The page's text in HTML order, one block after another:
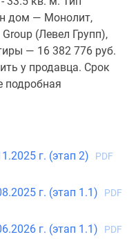
дом — Монолит,
(Левел Групп),
— 16 382 776 руб.
у продавца. Срок
подробная
г. (этап 2)
PDF
г. (этап 1.1)
PDF
г. (этап 1.1)
PDF